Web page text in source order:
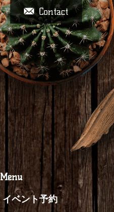
Contact
Menu
イベント予約